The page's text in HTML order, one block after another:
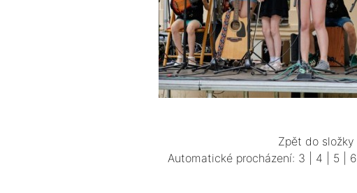
Zpět do složky
Automatické procházení: 3 4 5 6